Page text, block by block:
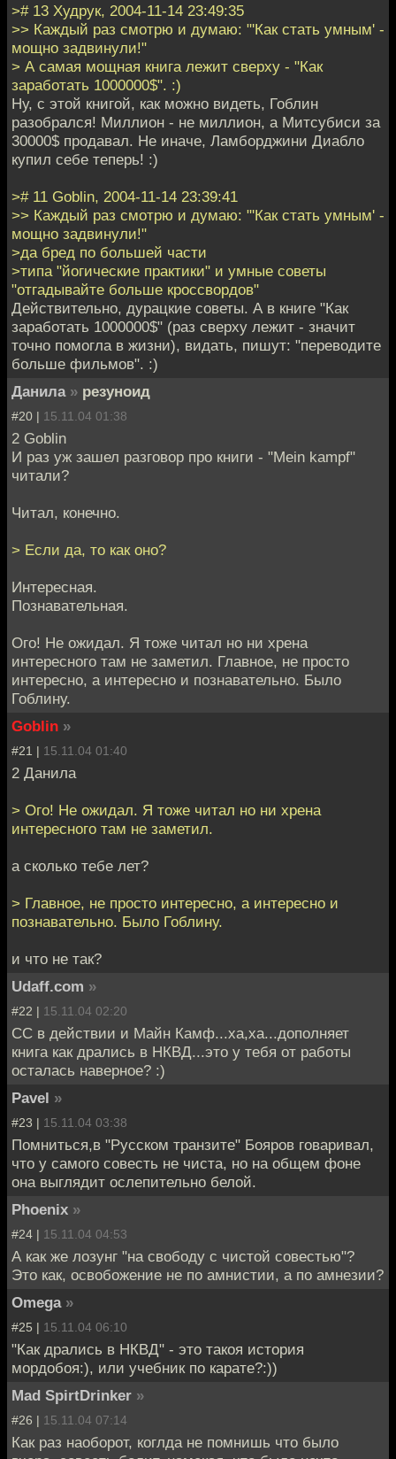
># 13 Худрук, 2004-11-14 23:49:35
>> Каждый раз смотрю и думаю: "'Как стать умным' -
мощно задвинули!"
> А самая мощная книга лежит сверху - "Как
заработать 1000000$". :)
Ну, с этой книгой, как можно видеть, Гоблин
разобрался! Миллион - не миллион, а Митсубиси за
30000$ продавал. Не иначе, Ламборджини Диабло
купил себе теперь! :)
># 11 Goblin, 2004-11-14 23:39:41
>> Каждый раз смотрю и думаю: "'Как стать умным' -
мощно задвинули!"
>да бред по большей части
>типа "йогические практики" и умные советы
"отгадывайте больше кроссвордов"
Действительно, дурацкие советы. А в книге "Как
заработать 1000000$" (раз сверху лежит - значит
точно помогла в жизни), видать, пишут: "переводите
больше фильмов". :)
Данила » резуноид
#20 | 15.11.04 01:38
2 Goblin
И раз уж зашел разговор про книги - "Mein kampf"
читали?
Читал, конечно.
> Если да, то как оно?
Интересная.
Познавательная.
Ого! Не ожидал. Я тоже читал но ни хрена
интересного там не заметил. Главное, не просто
интересно, а интересно и познавательно. Было
Гоблину.
Goblin »
#21 | 15.11.04 01:40
2 Данила
> Ого! Не ожидал. Я тоже читал но ни хрена
интересного там не заметил.
а сколько тебе лет?
> Главное, не просто интересно, а интересно и
познавательно. Было Гоблину.
и что не так?
Udaff.com »
#22 | 15.11.04 02:20
СС в действии и Майн Камф...ха,ха...дополняет
книга как дрались в НКВД...это у тебя от работы
осталась наверное? :)
Pavel »
#23 | 15.11.04 03:38
Помниться,в "Русском транзите" Бояров говаривал,
что у самого совесть не чиста, но на общем фоне
она выглядит ослепительно белой.
Phoenix »
#24 | 15.11.04 04:53
А как же лозунг "на свободу с чистой совестью"?
Это как, освобожение не по амнистии, а по амнезии?
Omega »
#25 | 15.11.04 06:10
"Как дрались в НКВД" - это такоя история
мордобоя:), или учебник по карате?:))
Mad SpirtDrinker »
#26 | 15.11.04 07:14
Как раз наоборот, коглда не помнишь что было